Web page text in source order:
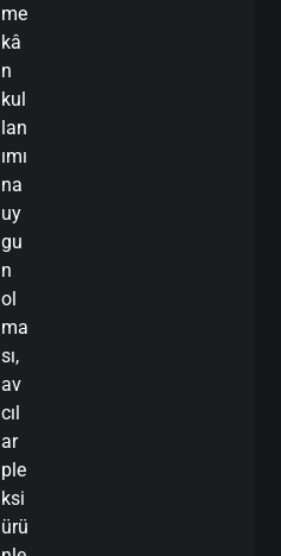
me
kâ
n
kul
lan
ımı
na
uy
gu
n
ol
ma
sı,
av
cıl
ar
ple
ksi
ürü